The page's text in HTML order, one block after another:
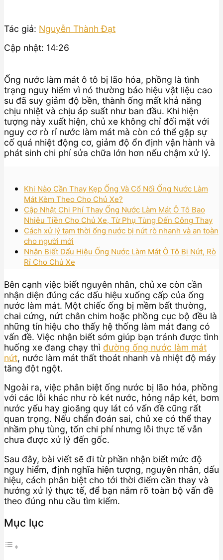
Tác giả: Nguyễn Thành Đạt
Cập nhật: 14:26
Ống nước làm mát ô tô bị lão hóa, phồng là tình
trạng nguy hiểm vì nó thường báo hiệu vật liệu cao
su đã suy giảm độ bền, thành ống mất khả năng
chịu nhiệt và chịu áp suất như ban đầu. Khi hiện
tượng này xuất hiện, chủ xe không chỉ đối mặt với
nguy cơ rò rỉ nước làm mát mà còn có thể gặp sự
cố quá nhiệt động cơ, giảm độ ổn định vận hành và
phát sinh chi phí sửa chữa lớn hơn nếu chậm xử lý.
Khi Nào Cần Thay Kẹp Ống Và Cổ Nối Ống Nước Làm
Mát Kèm Theo Cho Chủ Xe?
Cập Nhật Chi Phí Thay Ống Nước Làm Mát Ô Tô Bao
Nhiêu Tiền Cho Chủ Xe, Từ Phụ Tùng Đến Công Thay
Cách xử lý tạm thời ống nước bị nứt rò nhanh và an toàn
cho người mới
Nhận Biết Dấu Hiệu Ống Nước Làm Mát Ô Tô Bị Nứt, Rò
Rỉ Cho Chủ Xe
Bên cạnh việc biết nguyên nhân, chủ xe còn cần
nhận diện đúng các dấu hiệu xuống cấp của ống
nước làm mát. Một chiếc ống bị mềm bất thường,
chai cứng, nứt chân chim hoặc phồng cục bộ đều là
những tín hiệu cho thấy hệ thống làm mát đang có
vấn đề. Việc nhận biết sớm giúp bạn tránh được tình
huống xe đang chạy thì đường ống nước làm mát
nứt, nước làm mát thất thoát nhanh và nhiệt độ máy
tăng đột ngột.
Ngoài ra, việc phân biệt ống nước bị lão hóa, phồng
với các lỗi khác như rò két nước, hỏng nắp két, bơm
nước yếu hay gioăng quy lát có vấn đề cũng rất
quan trọng. Nếu chẩn đoán sai, chủ xe có thể thay
nhầm phụ tùng, tốn chi phí nhưng lỗi thực tế vẫn
chưa được xử lý đến gốc.
Sau đây, bài viết sẽ đi từ phần nhận biết mức độ
nguy hiểm, định nghĩa hiện tượng, nguyên nhân, dấu
hiệu, cách phân biệt cho tới thời điểm cần thay và
hướng xử lý thực tế, để bạn nắm rõ toàn bộ vấn đề
theo đúng nhu cầu tìm kiếm.
Mục lục